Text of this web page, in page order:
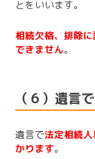
とをいいます。
相続欠格、排除
できません。
（６）遺言
遺言で法定相続
かります。